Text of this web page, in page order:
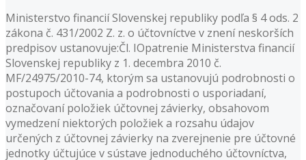
Ministerstvo financií Slovenskej republiky podľa § 4 ods. 2
zákona č. 431/2002 Z. z. o účtovníctve v znení neskorších
predpisov ustanovuje:Čl. IOpatrenie Ministerstva financií
Slovenskej republiky z 1. decembra 2010 č.
MF/24975/2010-74, ktorým sa ustanovujú podrobnosti o
postupoch účtovania a podrobnosti o usporiadaní,
označovaní položiek účtovnej závierky, obsahovom
vymedzení niektorých položiek a rozsahu údajov
určených z účtovnej závierky na zverejnenie pre účtovné
jednotky účtujúce v sústave jednoduchého účtovníctva,